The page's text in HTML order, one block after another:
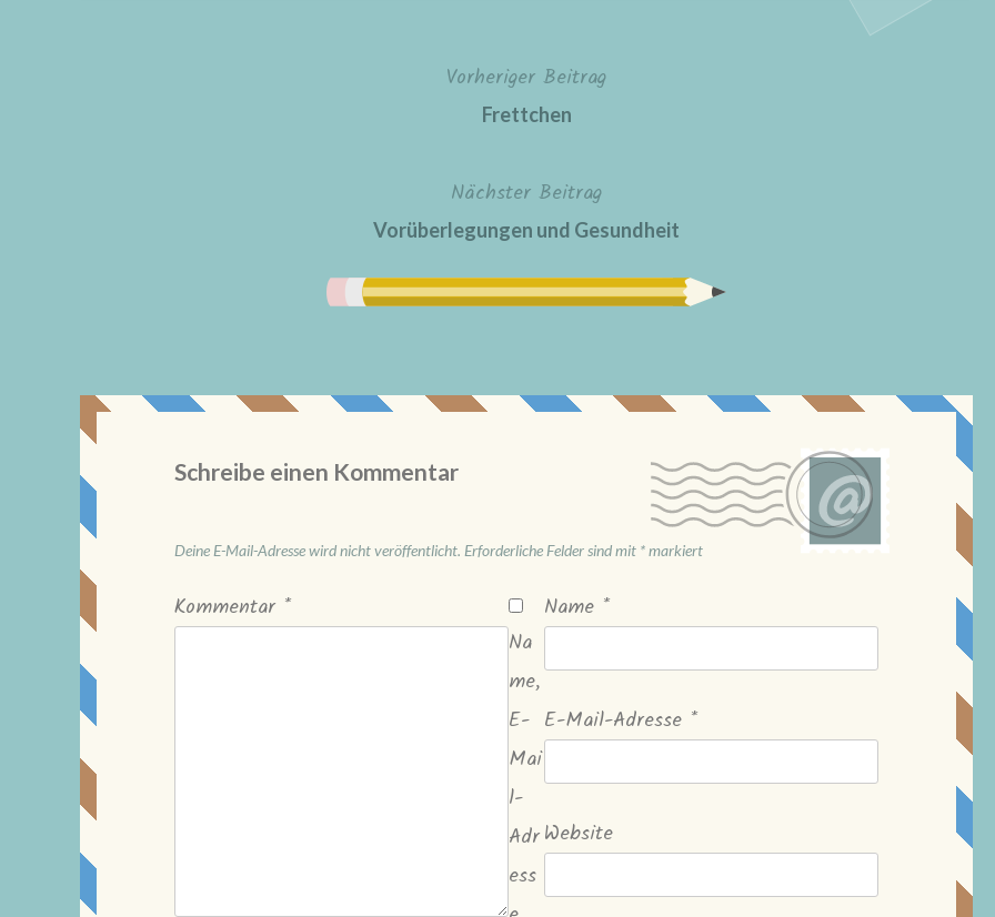
Vorheriger Beitrag
Frettchen
Nächster Beitrag
Vorüberlegungen und Gesundheit
Schreibe einen Kommentar
Deine E-Mail-Adresse wird nicht veröffentlicht. Erforderliche Felder sind mit *markiert
Kommentar * Name *
E-Mail-Adresse *
Website
Na
me,
E-
Mai
l-
Adr
ess